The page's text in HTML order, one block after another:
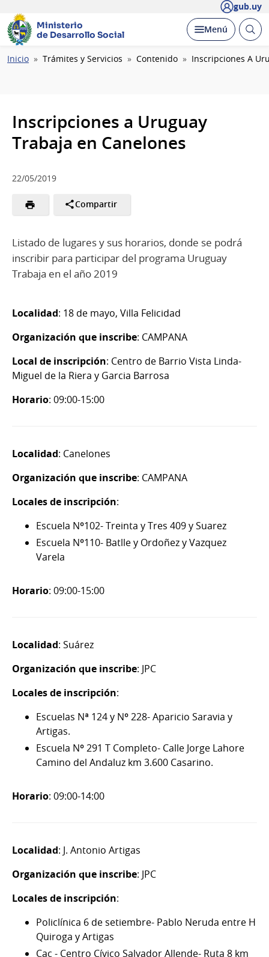
gub.uy
Ministerio
de Desarrollo Social
Desplegar
Menú Abrir
Ruta
Inicio Trámites y Servicios Contenido Inscripciones A
Inscripciones a Uruguay
Trabaja en Canelones
22/05/2019
Compartir
Listado de lugares y sus horarios, donde se podrá
inscribir para participar del programa Uruguay
Trabaja en el año 2019
Localidad: 18 de mayo, Villa Felicidad
Organización que inscribe: CAMPANA
Local de inscripción: Centro de Barrio Vista Linda-
Miguel de la Riera y Garcia Barrosa
Horario: 09:00-15:00
Localidad: Canelones
Organización que inscribe: CAMPANA
Locales de inscripción:
Escuela Nº102- Treinta y Tres 409 y Suarez
Escuela Nº110- Batlle y Ordoñez y Vazquez
Varela
Horario: 09:00-15:00
Localidad: Suárez
Organización que inscribe: JPC
Locales de inscripción:
Escuelas Nª 124 y Nº 228- Aparicio Saravia y
Artigas.
Escuela Nº 291 T Completo- Calle Jorge Lahore
Camino del Andaluz km 3.600 Casarino.
Horario: 09:00-14:00
Localidad: J. Antonio Artigas
Organización que inscribe: JPC
Locales de inscripción:
Policlínica 6 de setiembre- Pablo Neruda entre H
Quiroga y Artigas
Cac - Centro Cívico Salvador Allende- Ruta 8 km